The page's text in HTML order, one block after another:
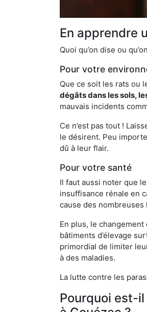
En apprendre
Quoi qu’on dise ou
Pour votre
Que ce soit les rats ou
dégâts dans les sols,
mauvais incidents
Ce n’est pas tout !
le désirent. Peu
dû à leur flair.
Pour votre santé
Il faut aussi noter que
insuffisance rénale en
cause des nombreuses
En plus, le
bâtiments d’élevage
primordial de limiter
à des maladies.
La lutte contre les
Pourquoi est-